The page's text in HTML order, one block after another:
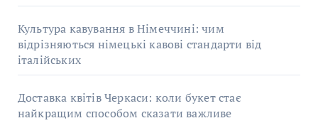
Культура кавування в Німеччині: чим
відрізняються німецькі кавові стандарти від
італійських
Доставка квітів Черкаси: коли букет стає
найкращим способом сказати важливе